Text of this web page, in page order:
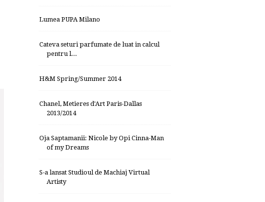
Lumea PUPA Milano
Cateva seturi parfumate de luat in calcul
pentru l...
H&M Spring/Summer 2014
Chanel, Metieres d'Art Paris-Dallas
2013/2014
Oja Saptamanii: Nicole by Opi Cinna-Man
of my Dreams
S-a lansat Studioul de Machiaj Virtual
Artisty